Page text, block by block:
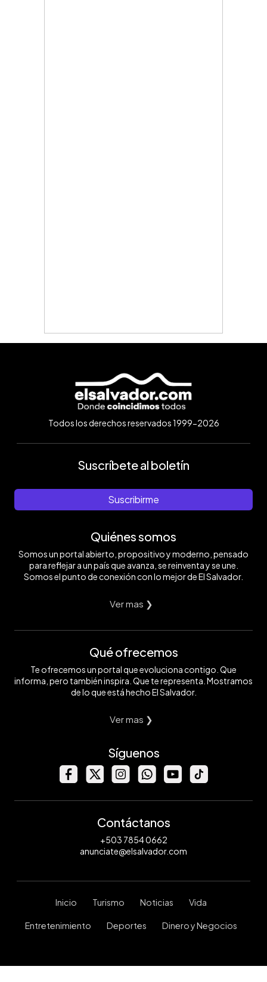
Todos los derechos reservados 1999-2026
Suscríbete al boletín
Suscribirme
Quiénes somos
Somos un portal abierto, propositivo y moderno, pensado
para reflejar a un país que avanza, se reinventa y se une.
Somos el punto de conexión con lo mejor de El Salvador.
Ver mas ❯
Qué ofrecemos
Te ofrecemos un portal que evoluciona contigo. Que
informa, pero también inspira. Que te representa. Mostramos
de lo que está hecho El Salvador.
Ver mas ❯
Síguenos
Contáctanos
+503 7854 0662
anunciate@elsalvador.com
Inicio Turismo Noticias Vida
Entretenimiento Deportes Dinero y Negocios